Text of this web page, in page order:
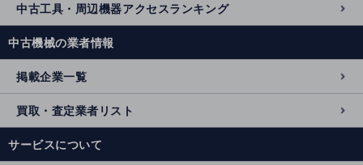
中古工具・周辺機器アクセスランキング
中古機械の業者情報
掲載企業一覧
買取・査定業者リスト
サービスについて